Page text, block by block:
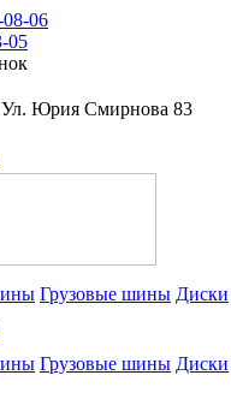
06
05
Ул. Юрия Смирнова 83
Грузовые шины Диски
Грузовые шины Диски